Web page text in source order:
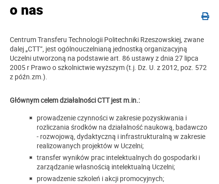
o nas
Centrum Transferu Technologii Politechniki Rzeszowskiej, zwane
dalej „CTT”, jest ogólnouczelnianą jednostką organizacyjną
Uczelni utworzoną na podstawie art. 86 ustawy z dnia 27 lipca
2005 r Prawo o szkolnictwie wyższym (t.j. Dz. U. z 2012, poz. 572
z późn.zm.).
Głównym celem działalności CTT jest m.in.:
prowadzenie czynności w zakresie pozyskiwania i
rozliczania środków na działalność naukową, badawczo
- rozwojową, dydaktyczną i infrastrukturalną w zakresie
realizowanych projektów w Uczelni;
transfer wyników prac intelektualnych do gospodarki i
zarządzanie własnością intelektualną Uczelni;
prowadzenie szkoleń i akcji promocyjnych;